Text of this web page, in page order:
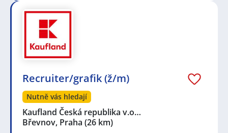
Recruiter/grafik (ž/m)
Nutně vás hledají
Kaufland Česká republika v.o…
Břevnov, Praha (26 km)